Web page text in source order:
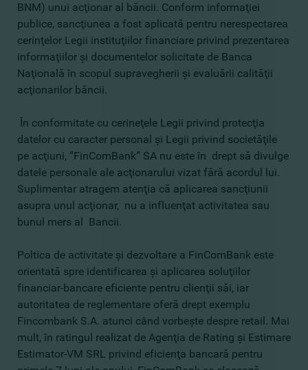
BNM) unui acţionar al băncii. Conform informaţiei
publice, sancţiunea a fost aplicată pentru nerespectarea
cerinţelor Legii instituţiilor financiare privind prezentarea
informaţiilor şi documentelor solicitate de Banca
Naţională în scopul supravegherii şi evaluării calităţii
acţionarilor băncii.
În conformitate cu cerineţele Legii privind protecţia
datelor cu caracter personal şi Legii privind societăţile
pe acţiuni, ”FinComBank” SA nu este în drept să divulge
datele personale ale acţionarului vizat fără acordul lui.
Suplimentar atragem atenţia că aplicarea sancţiunii
asupra unul acţionar, nu a influenţat activitatea sau
bunul mers al Bancii.
Poltica de activitate şi dezvoltare a FinComBank este
orientată spre identificarea şi aplicarea soluţiilor
financiar-bancare eficiente pentru clienţii săi, iar
autoritatea de reglementare oferă drept exemplu
Fincombank S.A. atunci când vorbeşte despre retail. Mai
mult, în ratingul realizat de Agenţia de Rating şi Estimare
Estimator-VM SRL privind eficienţa bancară pentru